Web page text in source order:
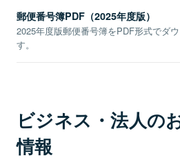
郵便番号簿PDF（2025年度版）
2025年度版郵便番号簿をPDF形式でダ
す。
ビジネス・法人の
情報